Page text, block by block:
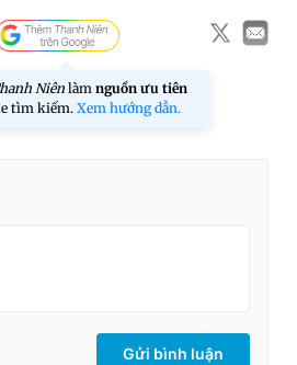
Niên làm nguồn ưu tiên
tìm kiếm.Xem hướng dẫn.
Gửi bình luận